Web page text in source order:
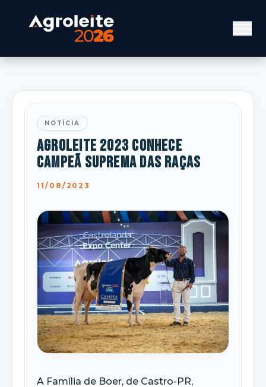
NOTÍCIA
Agroleite 2023 conhece
Campeã Suprema das raças
11/08/2023
A Família de Boer, de Castro-PR,